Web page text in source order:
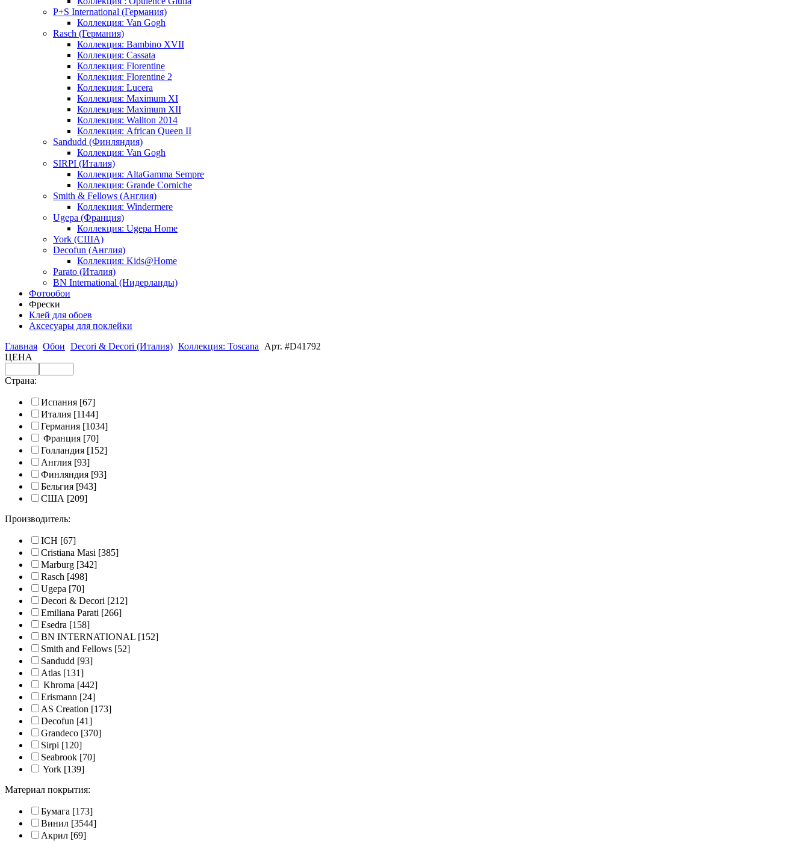
P+S International (Германия)
Коллекция: Van Gogh
Rasch (Германия)
Коллекция: Bambino XVII
Коллекция: Cassata
Коллекция: Florentine
Коллекция: Florentine 2
Коллекция: Lucera
Коллекция: Maximum XI
Коллекция: Maximum XII
Коллекция: Wallton 2014
Коллекция: African Queen II
Sandudd (Финляндия)
Коллекция: Van Gogh
SIRPI (Италия)
Коллекция: AltaGamma Sempre
Коллекция: Grande Corniche
Smith & Fellows (Англия)
Коллекция: Windermere
Ugepa (Франция)
Коллекция: Ugepa Home
York (США)
Decofun (Англия)
Коллекция: Kids@Home
Parato (Италия)
BN International (Нидерланды)
Фотообои
Фрески
Клей для обоев
Аксесуары для поклейки
Главная Обои Decori & Decori (Италия) Коллекция: Toscana
Арт. #D41792
ЦЕНА
Страна:
Испания [67]
Италия [1144]
Германия [1034]
Франция [70]
Голландия [152]
Англия [93]
Финляндия [93]
Бельгия [943]
США [209]
Производитель:
ICH [67]
Cristiana Masi [385]
Marburg [342]
Rasch [498]
Ugepa [70]
Decori & Decori [212]
Emiliana Parati [266]
Esedra [158]
BN INTERNATIONAL [152]
Smith and Fellows [52]
Sandudd [93]
Atlas [131]
Khroma [442]
Erismann [24]
AS Creation [173]
Decofun [41]
Grandeco [370]
Sirpi [120]
Seabrook [70]
York [139]
Материал покрытия:
Бумага [173]
Винил [3544]
Акрил [69]